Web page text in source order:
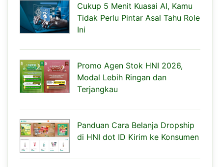
Cukup 5 Menit Kuasai AI, Kamu
Tidak Perlu Pintar Asal Tahu Role
Ini
Promo Agen Stok HNI 2026,
Modal Lebih Ringan dan
Terjangkau
Panduan Cara Belanja Dropship
di HNI dot ID Kirim ke Konsumen